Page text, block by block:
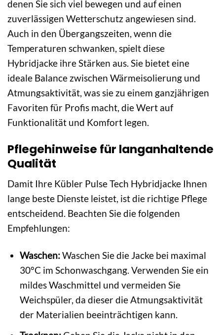
denen Sie sich viel bewegen und auf einen
zuverlässigen Wetterschutz angewiesen sind.
Auch in den Übergangszeiten, wenn die
Temperaturen schwanken, spielt diese
Hybridjacke ihre Stärken aus. Sie bietet eine
ideale Balance zwischen Wärmeisolierung und
Atmungsaktivität, was sie zu einem ganzjährigen
Favoriten für Profis macht, die Wert auf
Funktionalität und Komfort legen.
Pflegehinweise für langanhaltende
Qualität
Damit Ihre Kübler Pulse Tech Hybridjacke Ihnen
lange beste Dienste leistet, ist die richtige Pflege
entscheidend. Beachten Sie die folgenden
Empfehlungen:
Waschen:Waschen Sie die Jacke bei maximal
30°C im Schonwaschgang. Verwenden Sie ein
mildes Waschmittel und vermeiden Sie
Weichspüler, da dieser die Atmungsaktivität
der Materialien beeinträchtigen kann.